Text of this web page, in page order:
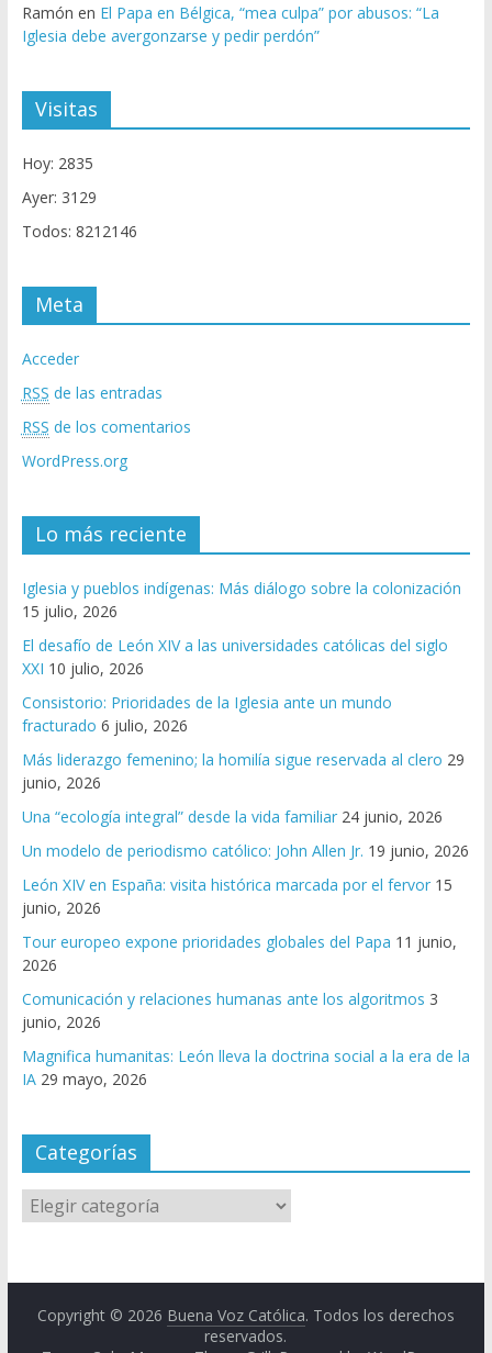
Ramón en El Papa en Bélgica, “mea culpa” por abusos: “La
Iglesia debe avergonzarse y pedir perdón”
Visitas
Hoy: 2835
Ayer: 3129
Todos: 8212146
Meta
Acceder
RSS de las entradas
RSS de los comentarios
WordPress.org
Lo más reciente
Iglesia y pueblos indígenas: Más diálogo sobre la colonización
15 julio, 2026
El desafío de León XIV a las universidades católicas del siglo
XXI 10 julio, 2026
Consistorio: Prioridades de la Iglesia ante un mundo
fracturado 6 julio, 2026
Más liderazgo femenino; la homilía sigue reservada al clero 29
junio, 2026
Una “ecología integral” desde la vida familiar 24 junio, 2026
Un modelo de periodismo católico: John Allen Jr. 19 junio, 2026
León XIV en España: visita histórica marcada por el fervor 15
junio, 2026
Tour europeo expone prioridades globales del Papa 11 junio,
2026
Comunicación y relaciones humanas ante los algoritmos 3
junio, 2026
Magnifica humanitas: León lleva la doctrina social a la era de la
IA 29 mayo, 2026
Categorías
Copyright © 2026 Buena Voz Católica. Todos los derechos
reservados.